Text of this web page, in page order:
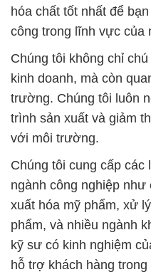
hóa chất tốt nhất để
công trong lĩnh vực của
Chúng tôi không chỉ
kinh doanh, mà còn
trường. Chúng tôi luôn
trình sản xuất và giảm
với môi trường.
Chúng tôi cung cấp các
ngành công nghiệp
xuất hóa mỹ phẩm, xử
phẩm, và nhiều ngành
kỹ sư có kinh nghiệm
hỗ trợ khách hàng